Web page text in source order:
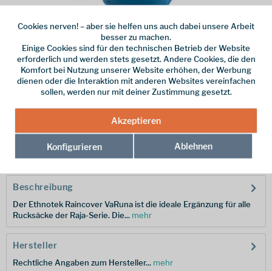
Dieser Artikel steht derzeit nicht zur Verfügung!
29,00 € *
Hersteller-Nr.:
Beschreibung
Der Ethnotek Raincover VaRuna ist die ideale Ergänzung für alle
Rucksäcke der Raja-Serie. Die... mehr
Hersteller
Rechtliche Angaben zum Hersteller... mehr
Cookies nerven! – aber sie helfen uns auch dabei unsere Arbeit
besser zu machen.
Einige Cookies sind für den technischen Betrieb der Website
erforderlich und werden stets gesetzt. Andere Cookies, die den
Komfort bei Nutzung unserer Website erhöhen, der Werbung
dienen oder die Interaktion mit anderen Websites vereinfachen
sollen, werden nur mit deiner Zustimmung gesetzt.
Akzeptieren
Konfigurieren Ablehnen